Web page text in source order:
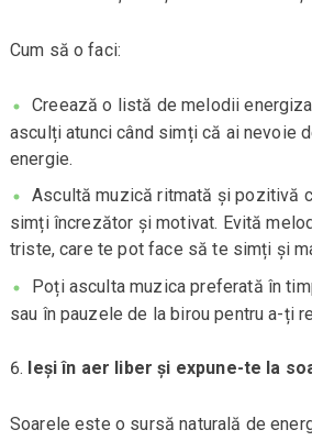
Cum să o faci:
Creează o listă de melodii
asculți atunci când simți că ai nevoie
energie.
Ascultă muzică ritmată și pozitivă
simți încrezător și motivat. Evită
triste, care te pot face să te simți și
Poți asculta muzica preferată în
sau în pauzele de la birou pentru a-ți
Ieși în aer liber și expune-te la
Soarele este o sursă naturală de